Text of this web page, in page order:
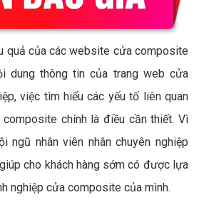
quả của các website cửa composite
dung thông tin của trang web cửa
việc tìm hiểu các yếu tố liên quan
chính là điều cần thiết. Vì
nhân viên nhân chuyên nghiệp
cho khách hàng sớm có được lựa
nghiệp cửa composite của mình.